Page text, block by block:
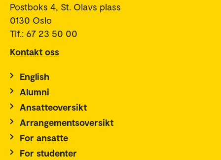
Postboks 4, St. Olavs plass
0130 Oslo
Tlf.: 67 23 50 00
Kontakt oss
English
Alumni
Ansatteoversikt
Arrangementsoversikt
For ansatte
For studenter